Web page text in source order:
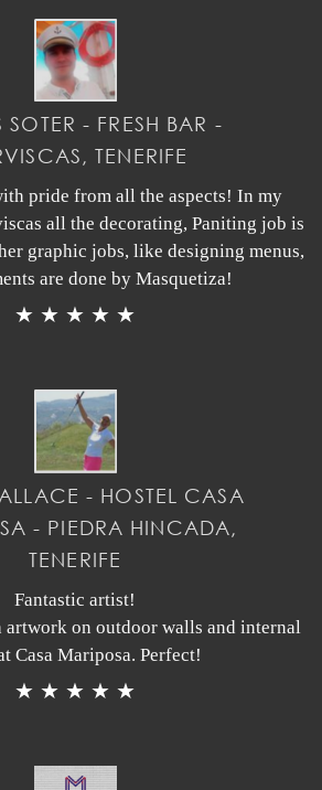
SOTER - FRESH BAR -
TENERIFE
pride from all the aspects! In my
all the decorating, Paniting job is
graphic jobs, like designing menus,
are done by Masquetiza!
★ ★ ★ ★ ★
- HOSTEL CASA
- PIEDRA HINCADA,
TENERIFE
Fantastic artist!
artwork on outdoor walls and internal
Casa Mariposa. Perfect!
★ ★ ★ ★ ★